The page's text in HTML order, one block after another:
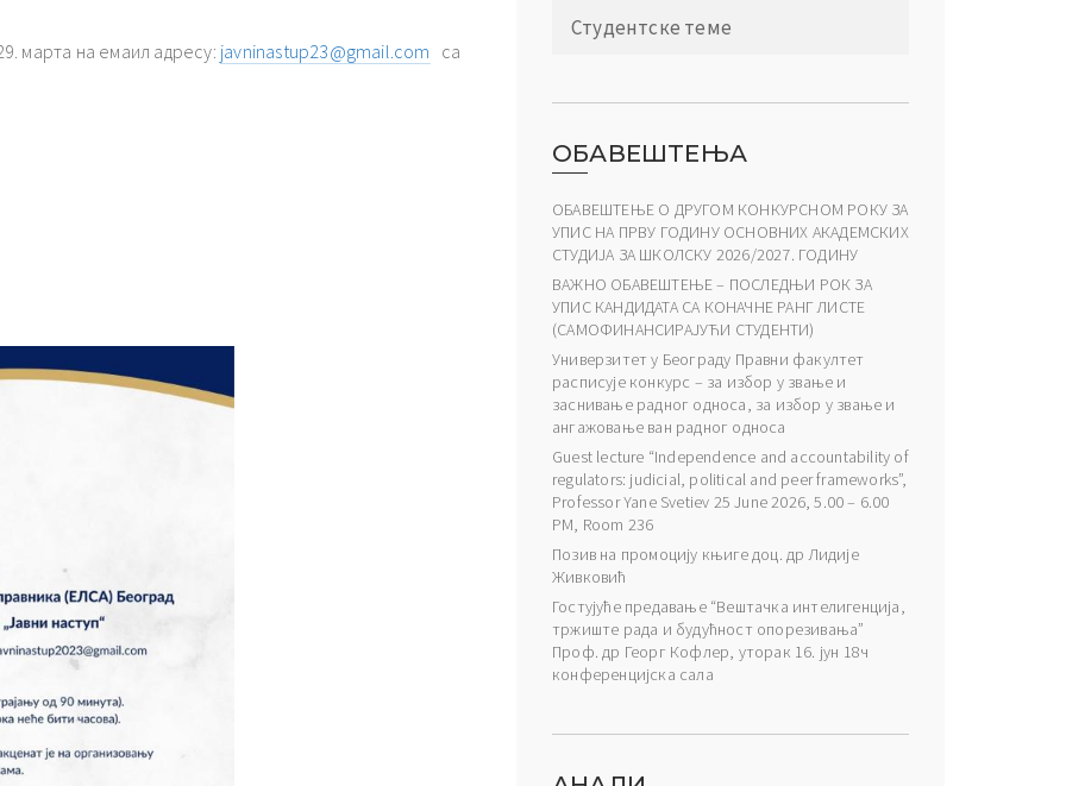
марта на емаил адресу: javninastup23@gmail.com сa
Студентске теме
ОБАВЕШТЕЊА
ОБАВЕШТЕЊЕ О ДРУГОМ КОНКУРСНОМ РОКУ ЗА
УПИС НА ПРВУ ГОДИНУ ОСНОВНИХ АКАДЕМСКИХ
СТУДИЈА ЗА ШКОЛСКУ 2026/2027. ГОДИНУ
ВАЖНО ОБАВЕШТЕЊЕ – ПОСЛЕДЊИ РОК ЗА
УПИС КАНДИДАТА СА КОНАЧНЕ РАНГ ЛИСТЕ
(САМОФИНАНСИРАЈУЋИ СТУДЕНТИ)
Универзитет у Београду Правни факултет
расписује конкурс – за избор у звање и
заснивање радног односа, за избор у звање и
ангажовање ван радног односа
Guest lecture “Independence and accountability of
regulators: judicial, political and peer frameworks”,
Professor Yane Svetiev 25 June 2026, 5.00 – 6.00
PM, Room 236
Позив на промоцију књиге доц. др Лидије
Живковић
Гостујуће предавање “Вештачка интелигенција,
тржиште рада и будућност опорезивања”
Проф. др Георг Кофлер, уторак 16. јун 18ч
конференцијска сала